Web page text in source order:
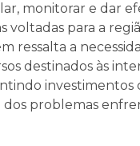
monitorar e dar
voltadas para a
ressalta a
destinados às
investimentos
dos problemas